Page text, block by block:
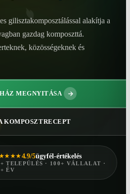
gilisztakomposztálással alakítja a
gazdag komposzttá.
közösségeknek és
MEGNYITÁSA
KOMPOSZTRECEPT
4.9/5ügyfél-értékelés
TELEPÜLÉS · 100+ VÁLLALAT ·
ÉV